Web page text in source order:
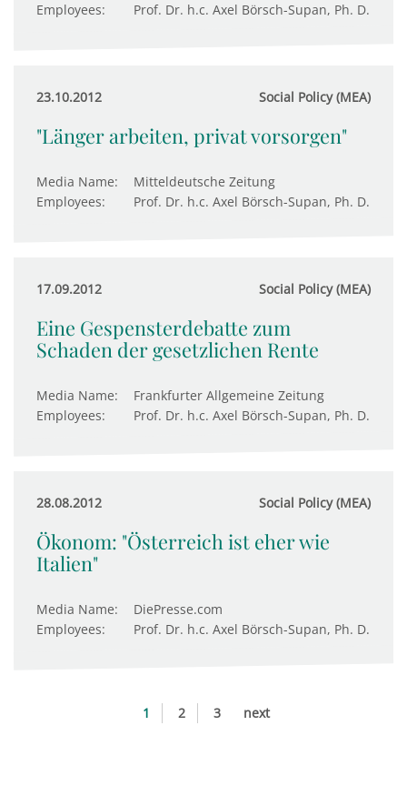
Employees:
Prof. Dr. h.c. Axel Börsch-Supan, Ph. D.
23.10.2012 Social Policy (MEA)
"Länger arbeiten, privat vorsorgen"
Media Name:
Mitteldeutsche Zeitung
Employees:
Prof. Dr. h.c. Axel Börsch-Supan, Ph. D.
17.09.2012 Social Policy (MEA)
Eine Gespensterdebatte zum
Schaden der gesetzlichen Rente
Media Name:
Frankfurter Allgemeine Zeitung
Employees:
Prof. Dr. h.c. Axel Börsch-Supan, Ph. D.
28.08.2012 Social Policy (MEA)
Ökonom: "Österreich ist eher wie
Italien"
Media Name:
DiePresse.com
Employees:
Prof. Dr. h.c. Axel Börsch-Supan, Ph. D.
1 2 3 next